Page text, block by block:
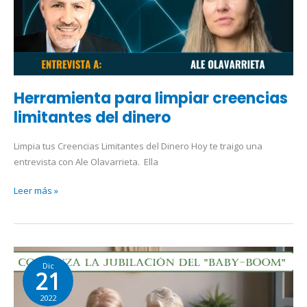
Herramienta para limpiar creencias
limitantes del dinero
Limpia tus Creencias Limitantes del Dinero Hoy te traigo una
entrevista con Ale Olavarrieta. Ella
dinero
Leer más »
Dic
21
2022
Comienza
la
Jubiliación